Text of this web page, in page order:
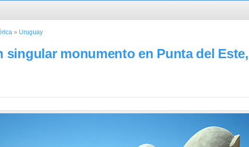
» Uruguay
singular monumento en Punta del Este,